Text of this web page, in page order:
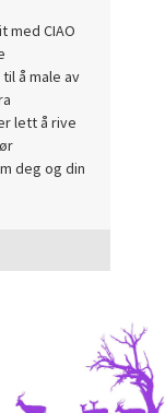
med CIAO
å male av
lett å rive
deg og din